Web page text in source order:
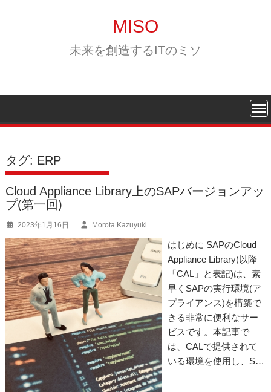
MISO
未来を創造するITのミソ
タグ: ERP
Cloud Appliance Library上のSAPバージョンアッ
プ(第一回)
2023年1月16日 Morota Kazuyuki
はじめに SAPのCloud
Appliance Library(以降
「CAL」と表記)は、素
早くSAPの実行環境(ア
プライアンス)を構築で
きる非常に便利なサー
ビスです。本記事で
は、CALで提供されて
いる環境を使用し、S…